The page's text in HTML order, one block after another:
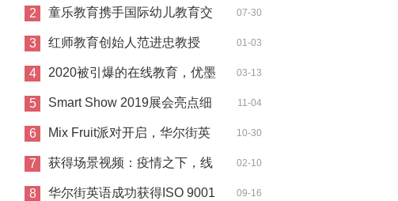
给我敢
2 童乐教育携手国际幼儿教育交
流协会
07-30
3 红师教育创始人范进忠教授
在“首届
01-03
4 2020被引爆的在线教育，优墨
书法的切
03-13
5 Smart Show 2019展会亮点细
节首次公布
11-04
6 Mix Fruit派对开启，华尔街英
语广州中
10-30
7 获得场景视频：疫情之下，线
下教育
02-10
8 华尔街英语成功获得ISO 9001 09-16